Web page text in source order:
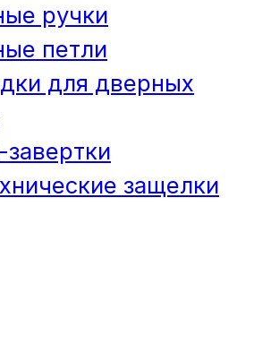
ручки
петли
для дверных
защелки